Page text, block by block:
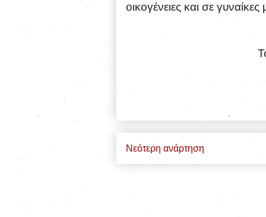
οικογένειες και σε
Νεότερη ανάρτηση